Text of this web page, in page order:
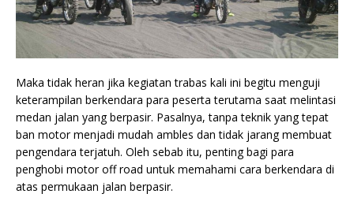
Maka tidak heran jika kegiatan trabas kali ini begitu menguji
keterampilan berkendara para peserta terutama saat melintasi
medan jalan yang berpasir. Pasalnya, tanpa teknik yang tepat
ban motor menjadi mudah ambles dan tidak jarang membuat
pengendara terjatuh. Oleh sebab itu, penting bagi para
penghobi motor off road untuk memahami cara berkendara di
atas permukaan jalan berpasir.